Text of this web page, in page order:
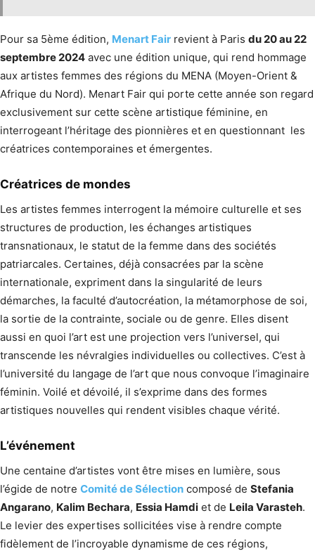
Pour sa 5ème édition, Menart Fair revient à Paris du 20 au 22
septembre 2024 avec une édition unique, qui rend hommage
aux artistes femmes des régions du MENA (Moyen-Orient &
Afrique du Nord). Menart Fair qui porte cette année son regard
exclusivement sur cette scène artistique féminine, en
interrogeant l’héritage des pionnières et en questionnant les
créatrices contemporaines et émergentes.
Créatrices de mondes
Les artistes femmes interrogent la mémoire culturelle et ses
structures de production, les échanges artistiques
transnationaux, le statut de la femme dans des sociétés
patriarcales. Certaines, déjà consacrées par la scène
internationale, expriment dans la singularité de leurs
démarches, la faculté d’autocréation, la métamorphose de soi,
la sortie de la contrainte, sociale ou de genre. Elles disent
aussi en quoi l’art est une projection vers l’universel, qui
transcende les névralgies individuelles ou collectives. C’est à
l’université du langage de l’art que nous convoque l’imaginaire
féminin. Voilé et dévoilé, il s’exprime dans des formes
artistiques nouvelles qui rendent visibles chaque vérité.
L’événement
Une centaine d’artistes vont être mises en lumière, sous
l’égide de notre Comité de Sélection composé de Stefania
Angarano, Kalim Bechara, Essia Hamdi et de Leila Varasteh.
Le levier des expertises sollicitées vise à rendre compte
fidèlement de l’incroyable dynamisme de ces régions,